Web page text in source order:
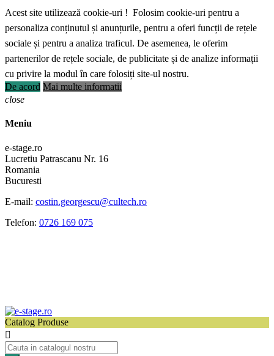
Acest site utilizează cookie-uri ! Folosim cookie-uri pentru a
personaliza conținutul și anunțurile, pentru a oferi funcții de rețele
sociale și pentru a analiza traficul. De asemenea, le oferim
partenerilor de rețele sociale, de publicitate și de analize informații
cu privire la modul în care folosiți site-ul nostru.
De acord Mai multe informatii
close
Meniu
e-stage.ro
Lucretiu Patrascanu Nr. 16
Romania
Bucuresti
E-mail: costin.georgescu@cultech.ro
Telefon: 0726 169 075
Catalog Produse
